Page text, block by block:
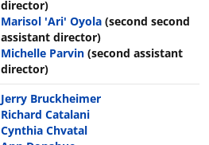
director)
Marisol 'Ari' Oyola (second second
assistant director)
Michelle Parvin (second assistant
director)
Jerry Bruckheimer
Richard Catalani
Cynthia Chvatal